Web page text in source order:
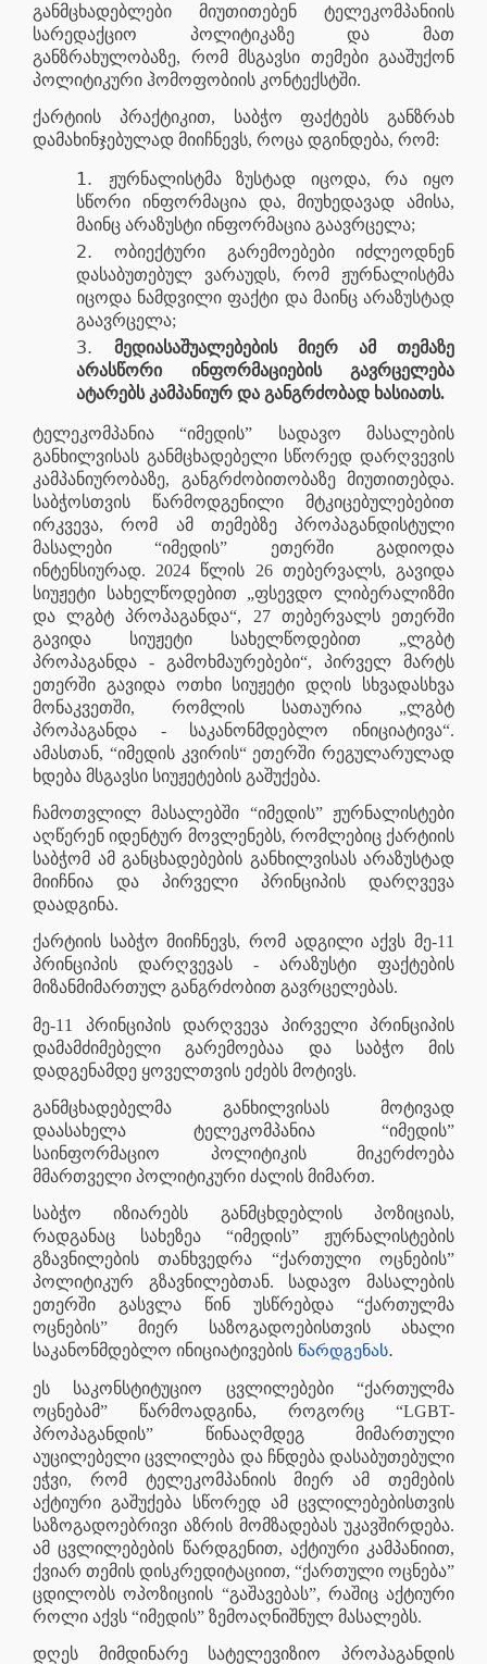
განმცხადებლები მიუთითებენ ტელეკომპანიის
სარედაქციო პოლიტიკაზე და მათ
განზრახულობაზე, რომ მსგავსი თემები გააშუქონ
პოლიტიკური ჰომოფობიის კონტექსტში.
ქარტიის პრაქტიკით, საბჭო ფაქტებს განზრახ
დამახინჯებულად მიიჩნევს, როცა დგინდება, რომ:
ჟურნალისტმა ზუსტად იცოდა, რა იყო
სწორი ინფორმაცია და, მიუხედავად ამისა,
მაინც არაზუსტი ინფორმაცია გაავრცელა;
ობიექტური გარემოებები იძლეოდნენ
დასაბუთებულ ვარაუდს, რომ ჟურნალისტმა
იცოდა ნამდვილი ფაქტი და მაინც არაზუსტად
გაავრცელა;
მედიასაშუალებების მიერ ამ თემაზე
არასწორი ინფორმაციების გავრცელება
ატარებს კამპანიურ და განგრძობად ხასიათს.
ტელეკომპანია “იმედის” სადავო მასალების
განხილვისას განმცხადებელი სწორედ დარღვევის
კამპანიურობაზე, განგრძობითობაზე მიუთითებდა.
საბჭოსთვის წარმოდგენილი მტკიცებულებებით
ირკვევა, რომ ამ თემებზე პროპაგანდისტული
მასალები “იმედის” ეთერში გადიოდა
ინტენსიურად. 2024 წლის 26 თებერვალს, გავიდა
სიუჟეტი სახელწოდებით „ფსევდო ლიბერალიზმი
და ლგბტ პროპაგანდა“, 27 თებერვალს ეთერში
გავიდა სიუჟეტი სახელწოდებით „ლგბტ
პროპაგანდა - გამოხმაურებები“, პირველ მარტს
ეთერში გავიდა ოთხი სიუჟეტი დღის სხვადასხვა
მონაკვეთში, რომლის სათაურია „ლგბტ
პროპაგანდა - საკანონმდებლო ინიციატივა“.
ამასთან, “იმედის კვირის“ ეთერში რეგულარულად
ხდება მსგავსი სიუჟეტების გაშუქება.
ჩამოთვლილ მასალებში “იმედის” ჟურნალისტები
აღწერენ იდენტურ მოვლენებს, რომლებიც ქარტიის
საბჭომ ამ განცხადებების განხილვისას არაზუსტად
მიიჩნია და პირველი პრინციპის დარღვევა
დაადგინა.
ქარტიის საბჭო მიიჩნევს, რომ ადგილი აქვს მე-11
პრინციპის დარღვევას - არაზუსტი ფაქტების
მიზანმიმართულ განგრძობით გავრცელებას.
მე-11 პრინციპის დარღვევა პირველი პრინციპის
დამამძიმებელი გარემოებაა და საბჭო მის
დადგენამდე ყოველთვის ეძებს მოტივს.
განმცხადებელმა განხილვისას მოტივად
დაასახელა ტელეკომპანია “იმედის”
საინფორმაციო პოლიტიკის მიკერძოება
მმართველი პოლიტიკური ძალის მიმართ.
საბჭო იზიარებს განმცხდებლის პოზიციას,
რადგანაც სახეზეა “იმედის” ჟურნალისტების
გზავნილების თანხვედრა “ქართული ოცნების”
პოლიტიკურ გზავნილებთან. სადავო მასალების
ეთერში გასვლა წინ უსწრებდა “ქართულმა
ოცნების” მიერ საზოგადოებისთვის ახალი
საკანონმდებლო ინიციატივების წარდგენას.
ეს საკონსტიტუციო ცვლილებები “ქართულმა
ოცნებამ” წარმოადგინა, როგორც “LGBT-
პროპაგანდის” წინააღმდეგ მიმართული
აუცილებელი ცვლილება და ჩნდება დასაბუთებული
ეჭვი, რომ ტელეკომპანიის მიერ ამ თემების
აქტიური გაშუქება სწორედ ამ ცვლილებებისთვის
საზოგადოებრივი აზრის მომზადებას უკავშირდება.
ამ ცვლილებების წარდგენით, აქტიური კამპანიით,
ქვიარ თემის დისკრედიტაციით, “ქართული ოცნება”
ცდილობს ოპოზიციის “გაშავებას”, რაშიც აქტიური
როლი აქვს “იმედის” ზემოაღნიშნულ მასალებს.
დღეს მიმდინარე სატელევიზიო პროპაგანდის